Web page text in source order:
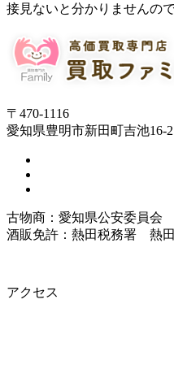
接見ないと分かりませんの
〒470-1116
愛知県豊明市新田町吉池16-
古物商：愛知県公安委員会
酒販免許：熱田税務署 熱
アクセス